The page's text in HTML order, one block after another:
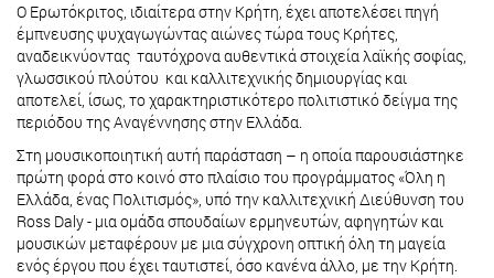
Ο Ερωτόκριτος, ιδιαίτερα στην Κρήτη, έχει αποτελέσει πηγή
έμπνευσης ψυχαγωγώντας αιώνες τώρα τους Κρήτες,
αναδεικνύοντας ταυτόχρονα αυθεντικά στοιχεία λαϊκής σοφίας,
γλωσσικού πλούτου και καλλιτεχνικής δημιουργίας και
αποτελεί, ίσως, το χαρακτηριστικότερο πολιτιστικό δείγμα της
περιόδου της Αναγέννησης στην Ελλάδα.
Στη μουσικοποιητική αυτή παράσταση – η οποία παρουσιάστηκε
πρώτη φορά στο κοινό στο πλαίσιο του προγράμματος «Όλη η
Ελλάδα, ένας Πολιτισμός», υπό την καλλιτεχνική Διεύθυνση του
Ross Daly - μια ομάδα σπουδαίων ερμηνευτών, αφηγητών και
μουσικών μεταφέρουν με μια σύγχρονη οπτική όλη τη μαγεία
ενός έργου που έχει ταυτιστεί, όσο κανένα άλλο, με την Κρήτη.